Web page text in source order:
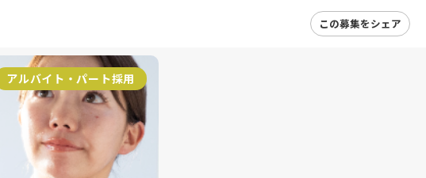
この募集をシェア
アルバイト・パート採用